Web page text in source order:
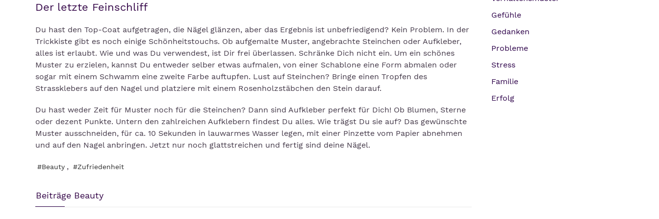
Der letzte Feinschliff
Du hast den Top-Coat aufgetragen, die Nägel glänzen, aber das Ergebnis ist unbefriedigend? Kein Problem. In der
Trickkiste gibt es noch einige Schönheitstouchs. Ob aufgemalte Muster, angebrachte Steinchen oder Aufkleber,
alles ist erlaubt. Wie und was Du verwendest, ist Dir frei überlassen. Schränke Dich nicht ein. Um ein schönes
Muster zu erzielen, kannst Du entweder selber etwas aufmalen, von einer Schablone eine Form abmalen oder
sogar mit einem Schwamm eine zweite Farbe auftupfen. Lust auf Steinchen? Bringe einen Tropfen des
Strassklebers auf den Nagel und platziere mit einem Rosenholzstäbchen den Stein darauf.
Du hast weder Zeit für Muster noch für die Steinchen? Dann sind Aufkleber perfekt für Dich! Ob Blumen, Sterne
oder dezent Punkte. Untern den zahlreichen Aufklebern findest Du alles. Wie trägst Du sie auf? Das gewünschte
Muster ausschneiden, für ca. 10 Sekunden in lauwarmes Wasser legen, mit einer Pinzette vom Papier abnehmen
und auf den Nagel anbringen. Jetzt nur noch glattstreichen und fertig sind deine Nägel.
#Beauty , #Zufriedenheit
Beiträge Beauty
Gefühle
Gedanken
Probleme
Stress
Familie
Erfolg